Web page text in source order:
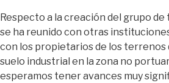
Respecto a la creación del grupo
se ha reunido con otras
con los propietarios de los terrenos
suelo industrial en la zona no
esperamos tener avances muy